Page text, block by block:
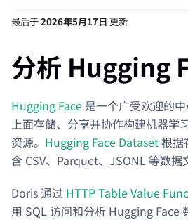
最后于2026年5月17日 更新
分析 Hugging
Hugging Face 是一个广受欢迎的
上面存储、分享并协作构建机器学
资源。 Hugging Face Dataset根据
含 CSV、Parquet、JSONL 等数据
Doris 通过 HTTP Table Value
用 SQL 访问和分析 Hugging Face